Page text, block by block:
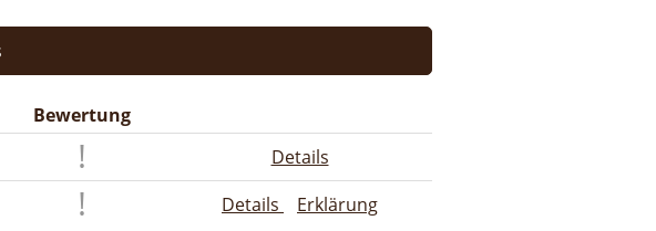
Bewertung
Details
Details Erklärung